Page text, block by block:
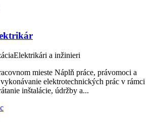
Elektrikári a inžinieri
mieste Náplň práce, právomoci a
elektrotechnických prác v rámci
inštalácie, údržby a...